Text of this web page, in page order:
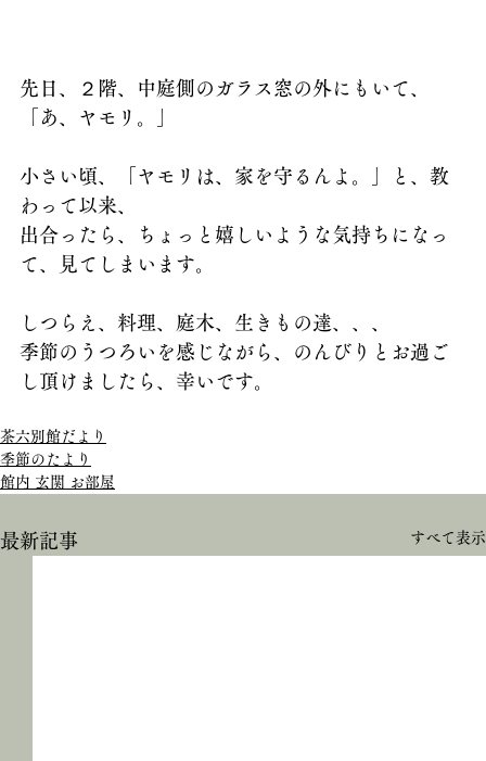
先日、２階、中庭側のガラス窓の外にもいて、
「あ、ヤモリ。」
小さい頃、「ヤモリは、家を守るんよ。」と、教
わって以来、
出合ったら、ちょっと嬉しいような気持ちになっ
て、見てしまいます。
しつらえ、料理、庭木、生きもの達、、、
季節のうつろいを感じながら、のんびりとお過ご
し頂けましたら、幸いです。
茶六別館だより
季節のたより
館内 玄関 お部屋
最新記事 すべて表示